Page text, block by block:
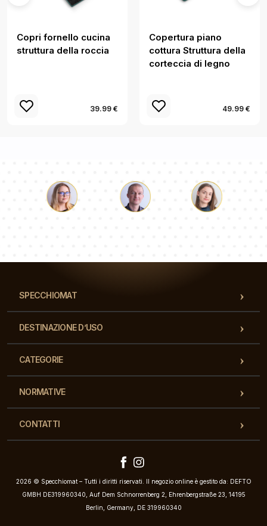
Copri fornello cucina
struttura della roccia
39.99 €
Copertura piano
cottura Struttura della
corteccia di legno
49.99 €
SPECCHIOMAT
DESTINAZIONE D’USO
CATEGORIE
NORMATIVE
CONTATTI
2026 © Specchiomat – Tutti i diritti riservati. Il negozio online è gestito da: DEFTO
GMBH DE319960340, Auf Dem Schnorrenberg 2, Ehrenbergstraße 23, 14195
Berlin, Germany, DE 319960340